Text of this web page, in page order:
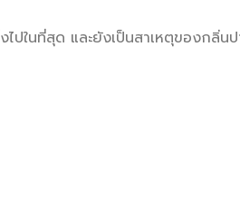
ปในที่สุด และยังเป็นสาเหตุของกลิ่น